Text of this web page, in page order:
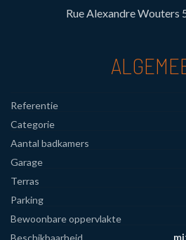
Rue Alexandre Wouters
Referentie
Categorie
Aantal badkamers
Garage
Terras
Parking
Bewoonbare oppervlakte
Beschikbaarheid